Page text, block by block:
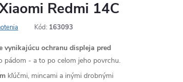
Redmi 14C
Kód: 163093
vynikajúcu ochranu displeja pred
pádom - a to po celom jeho povrchu.
kľúčmi, mincami a inými drobnými